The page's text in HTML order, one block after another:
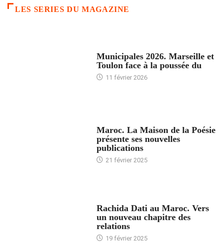
LES SERIES DU MAGAZINE
Municipales 2026. Marseille et
Toulon face à la poussée du
11 février 2026
Maroc. La Maison de la Poésie
présente ses nouvelles
publications
21 février 2025
Rachida Dati au Maroc. Vers
un nouveau chapitre des
relations
19 février 2025